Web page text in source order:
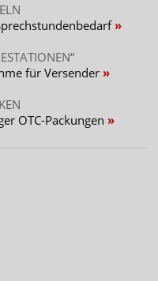
für Versender
OTC-Packungen